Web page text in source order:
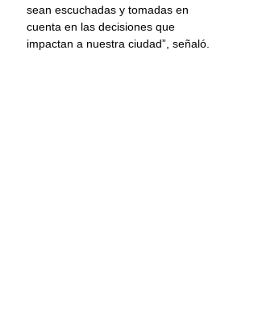
sean escuchadas y tomadas en
cuenta en las decisiones que
impactan a nuestra ciudad”, señaló.